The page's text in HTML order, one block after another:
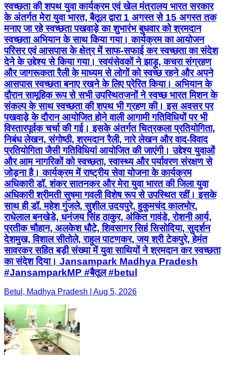
स्वच्छता की शपथ युवा कार्यक्रम एवं खेल मंत्रालय भारत सरकार
के अंतर्गत मेरा युवा भारत, बैतूल द्वारा 1 अगस्त से 15 अगस्त तक
मनाए जा रहे स्वच्छता पखवाड़े का शुभारंभ बुधवार को श्रमदान
स्वच्छता अभियान के साथ किया गया। कार्यक्रम का आयोजन
परिसर एवं आसपास के क्षेत्र में साफ-सफाई कर स्वच्छता का संदेश
देने के उद्देश्य से किया गया। स्वयंसेवकों ने झाड़ू, कचरा संग्रहण
और जागरूकता रैली के माध्यम से लोगों को स्वच्छ रहने और अपने
आसपास स्वच्छता बनाए रखने के लिए प्रेरित किया। अभियान के
दौरान सामूहिक रूप से सभी उपस्थितजनों ने स्वच्छ भारत मिशन के
संकल्प के साथ स्वच्छता की शपथ भी ग्रहण की। इस अवसर पर
पखवाड़े के दौरान आयोजित होने वाली आगामी गतिविधियों पर भी
विस्तारपूर्वक चर्चा की गई। इसके अंतर्गत चित्रकला प्रतियोगिता,
निबंध लेखन, संगोष्ठी, श्रमदान रैली, नारे लेखन और वाद-विवाद
प्रतियोगिता जैसी गतिविधियां आयोजित की जाएंगी। उद्देश्य युवाओं
और आम नागरिकों को स्वच्छता, स्वास्थ्य और पर्यावरण संरक्षण से
जोड़ना है। कार्यक्रम में राष्ट्रीय सेवा योजना के कार्यक्रम
अधिकारी डॉ. शंकर सातनकर और मेरा युवा भारत की जिला युवा
अधिकारी श्रीमती सुषमा गवली विशेष रूप से उपस्थित रहीं। इसके
साथ ही डॉ. महेश गुंजले, सुशील उदयपुरे, हुकुमचंद कालभोर,
राधेलाल बनखेडे, धनंजय सिंह ठाकुर, अंकित गावंडे, रोशनी आर्य,
प्रतीक चौहान, अलकेश धौटे, शिवसागर सिहं सिसोदिया, सुदर्शन
देशमुख, विशाल सीतोले, राहुल पाटणकर, जय श्री टेकपुरे, हेमंत
सावरकर सहित बड़ी संख्या में युवा साथियों ने श्रमदान कर स्वच्छता
का संदेश दिया। Jansampark Madhya Pradesh
#JansamparkMP #बैतूल #betul
Betul, Madhya Pradesh | Aug 5, 2026